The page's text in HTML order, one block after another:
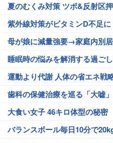
夏のむくみ対策 ツボ&反射区
紫外線対策がビタミンD不足に
母が娘に減量強要→家庭内別
睡眠時の悩みを解消する過ご
運動より代謝 人体の省エネ戦
歯科の保健治療を巡る「大嘘」
大食い女子 46キロ体型の秘密
バランスボール毎日10分で